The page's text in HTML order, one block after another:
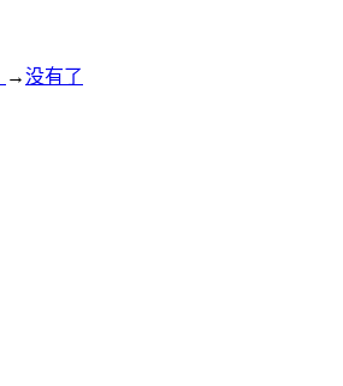
→没有了